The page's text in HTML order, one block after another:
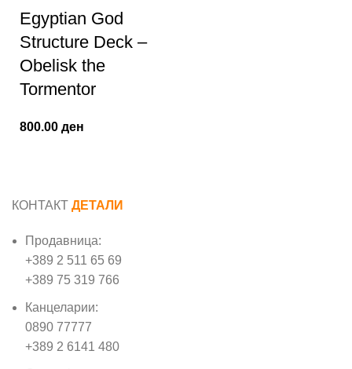
Egyptian God
Structure Deck –
Obelisk the
Tormentor
800.00 ден
КОНТАКТ ДЕТАЛИ
Продавница:
+389 2 511 65 69
+389 75 319 766
Канцеларии:
0890 77777
+389 2 6141 480